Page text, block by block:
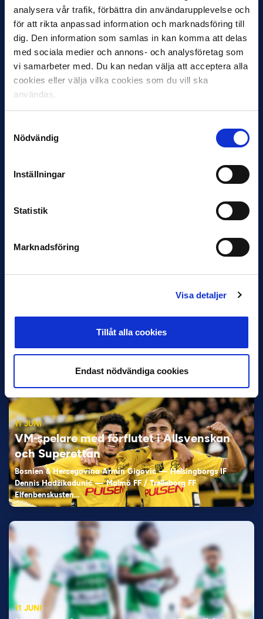
analysera vår trafik, förbättra din användarupplevelse och
för att rikta anpassad information och marknadsföring till
dig. Den information som samlas in kan komma att delas
med sociala medier och annons- och analysföretag som
vi samarbeter med. Du kan nedan välja att acceptera alla
cookies eller välja vilka cookies som du vill ska
användas.
Nödvändig
Inställningar
Statistik
Marknadsföring
Visa detaljer
Tillåt alla cookies
Endast nödvändiga cookies
avslutats.…
30 JUNI
Inleder mot…
Favorit i repris för Sirius i maj
Samma vinnare som i…
11 JUNI
VM-spelare med förflutet i Allsvenskan
och Superettan
Bosnien & Hercegovina Armin Gigovic — Helsingborgs IF
Dennis Hadžikadunić — Malmö FF / Trelleborg FF
Elfenbenskusten…
11 JUNI